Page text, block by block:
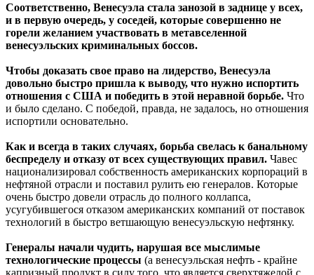
Соответственно, Венесуэла стала занозой в заднице у всех,
и в первую очередь, у соседей, которые совершенно не
горели желанием участвовать в метавселенной
венесуэльских криминальных боссов.
Чтобы доказать свое право на лидерство, Венесуэла
довольно быстро пришла к выводу, что нужно испортить
отношения с США и победить в этой неравной борьбе. Что
и было сделано. С победой, правда, не задалось, но отношения
испортили основательно.
Как и всегда в таких случаях, борьба свелась к банальному
беспределу и отказу от всех существующих правил. Чавес
национализировал собственность американских корпораций в
нефтяной отрасли и поставил рулить ею генералов. Которые
очень быстро довели отрасль до полного коллапса,
усугубившегося отказом американских компаний от поставок
технологий в быстро ветшающую венесуэльскую нефтянку.
Генералы начали чудить, нарушая все мыслимые
технологические процессы (а венесуэльская нефть - крайне
капризный продукт в силу того, что является сверхтяжелой с